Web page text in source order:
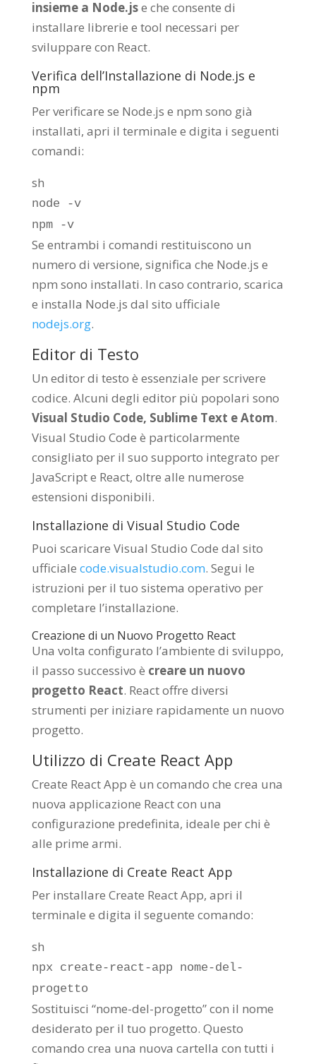
insieme a Node.jse che consente di
installare librerie e tool necessari per
sviluppare con React.
Verifica dell’Installazione di Node.js e
npm
Per verificare se Node.js e npm sono già
installati, apri il terminale e digita i seguenti
comandi:
sh
node -v
npm -v
Se entrambi i comandi restituiscono un
numero di versione, significa che Node.js e
npm sono installati. In caso contrario, scarica
e installa Node.js dal sito ufficiale
nodejs.org.
Editor di Testo
Un editor di testo è essenziale per scrivere
codice. Alcuni degli editor più popolari sono
Visual Studio Code, Sublime Text e Atom.
Visual Studio Code è particolarmente
consigliato per il suo supporto integrato per
JavaScript e React, oltre alle numerose
estensioni disponibili.
Installazione di Visual Studio Code
Puoi scaricare Visual Studio Code dal sito
ufficiale code.visualstudio.com. Segui le
istruzioni per il tuo sistema operativo per
completare l’installazione.
Creazione di un Nuovo Progetto React
Una volta configurato l’ambiente di sviluppo,
il passo successivo è creare un nuovo
progetto React. React offre diversi
strumenti per iniziare rapidamente un nuovo
progetto.
Utilizzo di Create React App
Create React App è un comando che crea una
nuova applicazione React con una
configurazione predefinita, ideale per chi è
alle prime armi.
Installazione di Create React App
Per installare Create React App, apri il
terminale e digita il seguente comando:
sh
npx create-react-app nome-del-
progetto
Sostituisci “nome-del-progetto” con il nome
desiderato per il tuo progetto. Questo
comando crea una nuova cartella con tutti i